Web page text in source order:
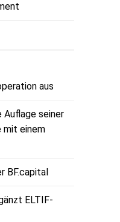
aus
seiner
mit einem
BF.capital
ELTIF-